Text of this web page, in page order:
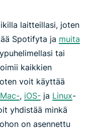
laitteillasi, joten
Spotifyta ja muita
tai
kaikkien
voit käyttää
Mac-, iOS-ja Linux-
yhdistää minkä
on asennettu